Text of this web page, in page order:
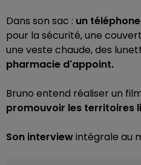
Dans son sac : un
pour la sécurité, une
une veste chaude, des
pharmacie d'appoint.
Bruno entend réaliser un
promouvoir les territoires
Son interviewintégrale au